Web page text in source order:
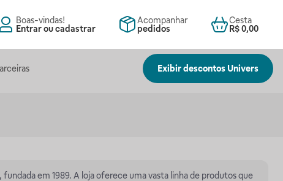
Boas-vindas!
Entrar ou cadastrar
Acompanhar
pedidos
Cesta
R$ 0,00
Exibir descontos Univers
em 1989. A loja oferece uma vasta linha de produtos que